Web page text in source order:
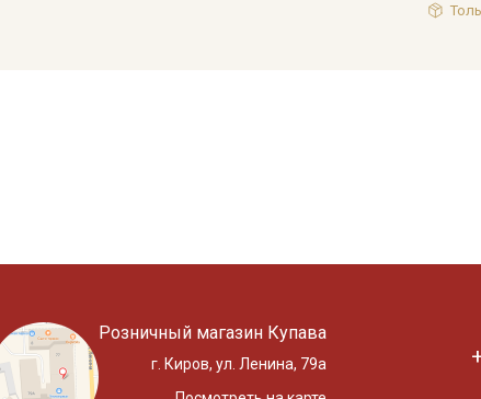
Розничный магазин Купава
г. Киров, ул. Ленина, 79а